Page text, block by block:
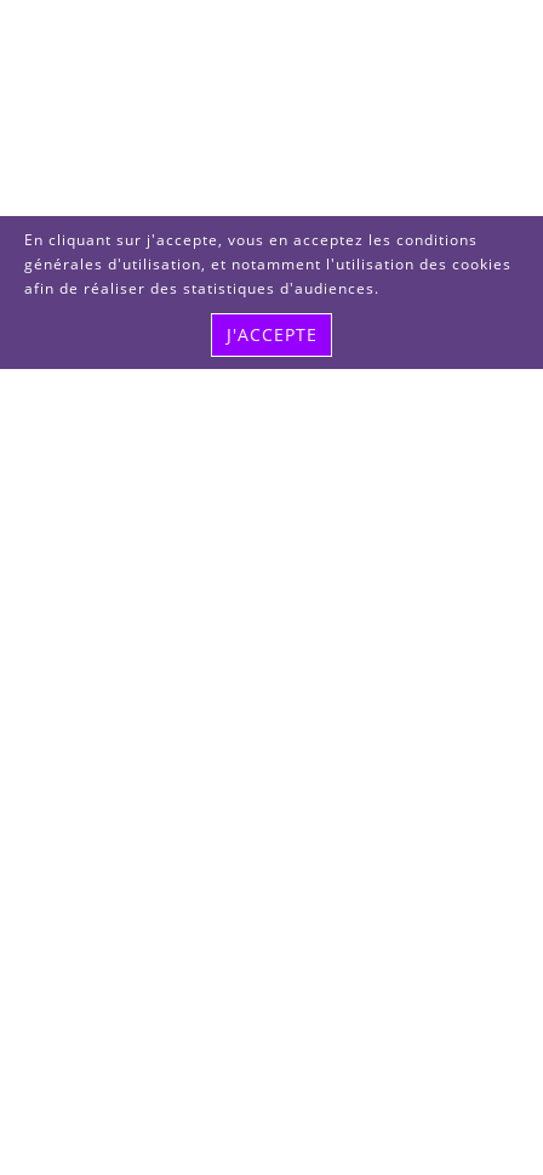
En cliquant sur j'accepte, vous en acceptez les conditions
générales d'utilisation, et notamment l'utilisation des cookies
afin de réaliser des statistiques d'audiences.
J'ACCEPTE